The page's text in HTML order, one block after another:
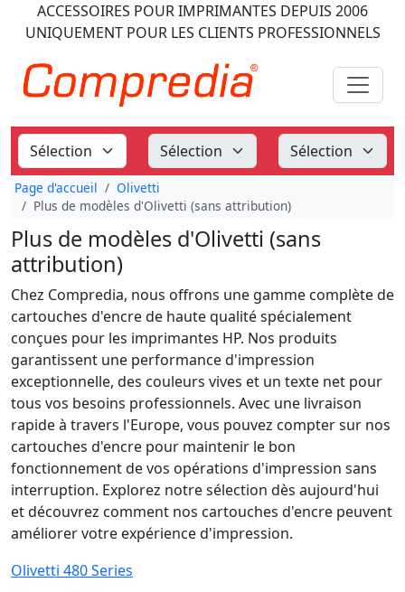
ACCESSOIRES POUR IMPRIMANTES DEPUIS 2006
UNIQUEMENT POUR LES CLIENTS PROFESSIONNELS
Page d'accueil
Olivetti
Plus de modèles d'Olivetti (sans attribution)
Plus de modèles d'Olivetti (sans
attribution)
Chez Compredia, nous offrons une gamme complète de
cartouches d'encre de haute qualité spécialement
conçues pour les imprimantes HP. Nos produits
garantissent une performance d'impression
exceptionnelle, des couleurs vives et un texte net pour
tous vos besoins professionnels. Avec une livraison
rapide à travers l'Europe, vous pouvez compter sur nos
cartouches d'encre pour maintenir le bon
fonctionnement de vos opérations d'impression sans
interruption. Explorez notre sélection dès aujourd'hui
et découvrez comment nos cartouches d'encre peuvent
améliorer votre expérience d'impression.
Olivetti 480 Series